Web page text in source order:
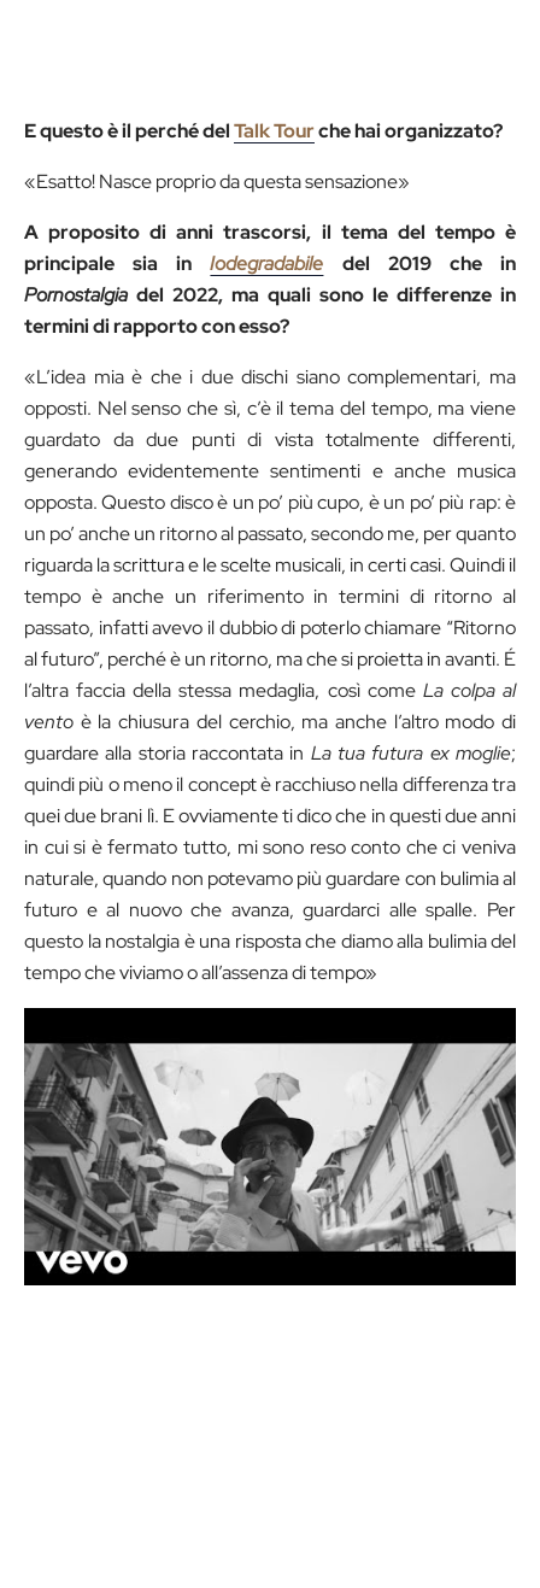
E questo è il perché delTalk Tourche hai organizzato?
«Esatto! Nasce proprio da questa sensazione»
A proposito di anni trascorsi, il tema del tempo è
principale sia inIodegradabile del 2019 che in
Pornostalgiadel 2022, ma quali sono le differenze in
termini di rapporto con esso?
«L’idea mia è che i due dischi siano complementari, ma
opposti. Nel senso che sì, c’è il tema del tempo, ma viene
guardato da due punti di vista totalmente differenti,
generando evidentemente sentimenti e anche musica
opposta. Questo disco è un po’ più cupo, è un po’ più rap: è
un po’ anche un ritorno al passato, secondo me, per quanto
riguarda la scrittura e le scelte musicali, in certi casi. Quindi il
tempo è anche un riferimento in termini di ritorno al
passato, infatti avevo il dubbio di poterlo chiamare “Ritorno
al futuro”, perché è un ritorno, ma che si proietta in avanti. É
l’altra faccia della stessa medaglia, così come La colpa al
vento è la chiusura del cerchio, ma anche l’altro modo di
guardare alla storia raccontata in La tua futura ex moglie;
quindi più o meno il concept è racchiuso nella differenza tra
quei due brani lì. E ovviamente ti dico che in questi due anni
in cui si è fermato tutto, mi sono reso conto che ci veniva
naturale, quando non potevamo più guardare con bulimia al
futuro e al nuovo che avanza, guardarci alle spalle. Per
questo la nostalgia è una risposta che diamo alla bulimia del
tempo che viviamo o all’assenza di tempo»